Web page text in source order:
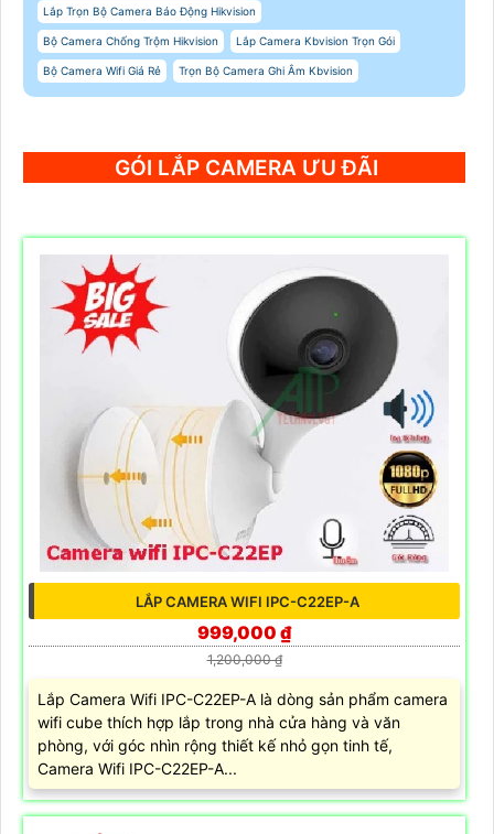
Lắp Trọn Bộ Camera Báo Động Hikvision
Bộ Camera Chống Trộm Hikvision Lắp Camera Kbvision Trọn Gói
Bộ Camera Wifi Giá Rẻ Trọn Bộ Camera Ghi Âm Kbvision
GÓI LẮP CAMERA ƯU ĐÃI
LẮP CAMERA WIFI IPC-C22EP-A
999,000 ₫
1,200,000 ₫
Lắp Camera Wifi IPC-C22EP-A là dòng sản phẩm camera
wifi cube thích hợp lắp trong nhà cửa hàng và văn
phòng, với góc nhìn rộng thiết kế nhỏ gọn tinh tế,
Camera Wifi IPC-C22EP-A...